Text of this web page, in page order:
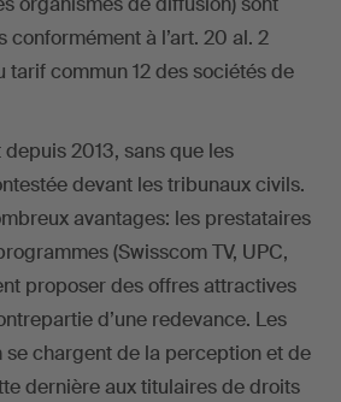
conformément à l’art. 20 al. 2
tarif commun 12 des sociétés de
2013, sans que les
devant les tribunaux civils.
avantages: les prestataires
(Swisscom TV, UPC,
proposer des offres attractives
d’une redevance. Les
se chargent de la perception et de
dernière aux titulaires de droits